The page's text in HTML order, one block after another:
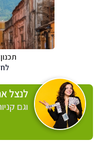
לנצל
וגם קניות